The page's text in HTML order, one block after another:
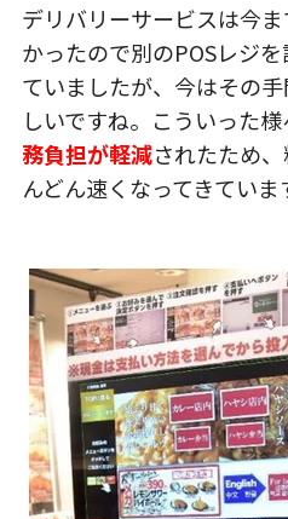
デリバリーサービスは今
かったので別のPOSレジ
ていましたが、今はその
しいですね。こういった
務負担が軽減されたため
んどん速くなってきていま